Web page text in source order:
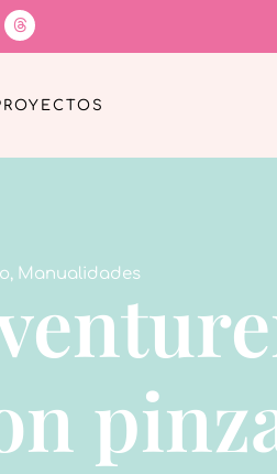
, Manualidades